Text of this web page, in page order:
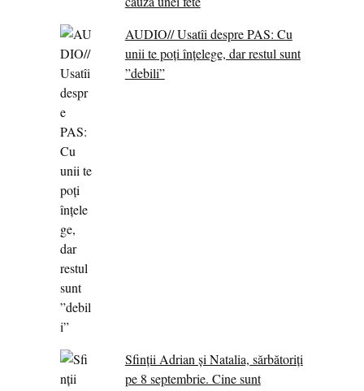
AUDIO// Usatîi despre PAS: Cu
unii te poți înțelege, dar restul sunt
”debili”
Sfinții Adrian și Natalia, sărbătoriți
pe 8 septembrie. Cine sunt